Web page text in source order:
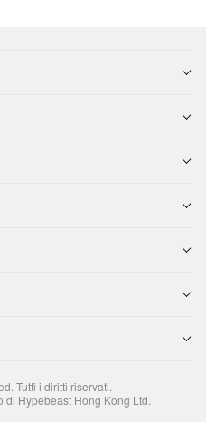
. Tutti i diritti riservati.
di Hypebeast Hong Kong Ltd.